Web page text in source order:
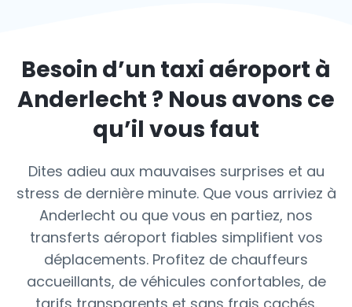
Besoin d’un taxi aéroport à
Anderlecht ? Nous avons ce
qu’il vous faut
Dites adieu aux mauvaises surprises et au
stress de dernière minute. Que vous arriviez à
Anderlecht ou que vous en partiez, nos
transferts aéroport fiables simplifient vos
déplacements. Profitez de chauffeurs
accueillants, de véhicules confortables, de